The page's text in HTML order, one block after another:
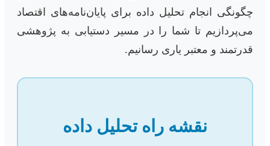
چگونگی انجام تحلیل داده برای پایان‌نامه‌های اقتصاد
می‌پردازیم تا شما را در مسیر دستیابی به پژوهشی
قدرتمند و معتبر یاری رسانیم.
نقشه راه تحلیل داده